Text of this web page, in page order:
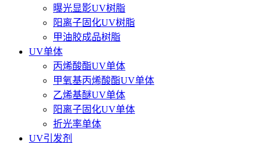
曝光显影UV树脂
阳离子固化UV树脂
甲油胶成品树脂
UV单体
丙烯酸酯UV单体
甲氧基丙烯酸酯UV单体
乙烯基醚UV单体
阳离子固化UV单体
折光率单体
UV引发剂